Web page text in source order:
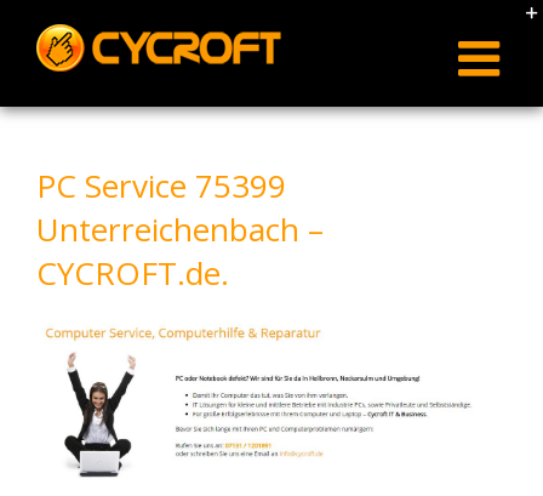
content
PC Service 75399
Unterreichenbach –
CYCROFT.de.